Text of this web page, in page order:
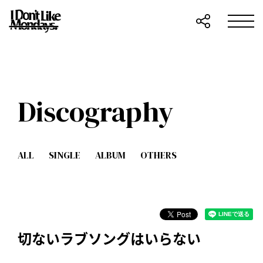
Discography
ALL SINGLE ALBUM OTHERS
切ないラブソングはいらない